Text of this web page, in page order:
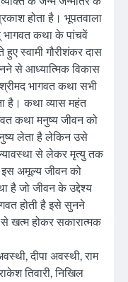
होता है। भूपतवाला
कथा के पांचवें
स्वामी गौरीशंकर दास
से आध्यात्मिक विकास
भागवत कथा सभी
है। कथा व्यास महंत
कथा मनुष्य जीवन को
लेता है लेकिन उसे
से लेकर मृत्यु तक
इस अमूल्य जीवन को
है जो जीवन के उद्देश्य
होती है इसे सुनने
से खत्म होकर सकारात्मक
दीपा अवस्थी, राम
तिवारी, निखिल